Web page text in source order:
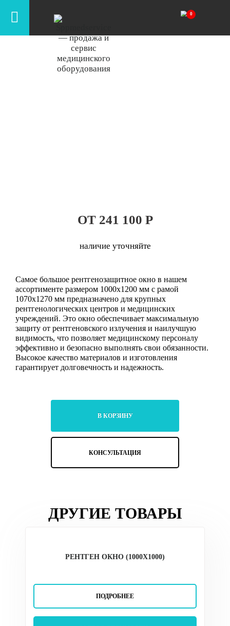
Рентген окно (1000х1200)
ОТ 241 100 Р
наличие уточняйте
Самое большое рентгенозащитное окно в нашем
ассортименте размером 1000х1200 мм с рамой
1070х1270 мм предназначено для крупных
рентгенологических центров и медицинских
учреждений. Это окно обеспечивает максимальную
защиту от рентгеновского излучения и наилучшую
видимость, что позволяет медицинскому персоналу
эффективно и безопасно выполнять свои обязанности.
Высокое качество материалов и изготовления
гарантирует долговечность и надежность.
В КОРЗИНУ
КОНСУЛЬТАЦИЯ
ДРУГИЕ ТОВАРЫ
РЕНТГЕН ОКНО (1000Х1000)
ПОДРОБНЕЕ